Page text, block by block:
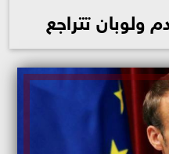
ولوبان تتراجع